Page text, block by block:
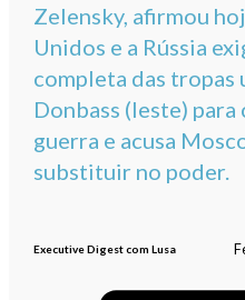
Zelensky, afirmou
Unidos e a Rússia
completa das tropas
Donbass (leste) para
guerra e acusa
substituir no poder.
Executive Digest com Lusa